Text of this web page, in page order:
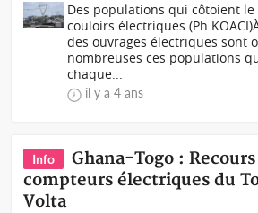
Des populations qui côtoient
couloirs électriques (Ph
des ouvrages électriques sont
nombreuses ces populations
chaque...
il y a 4 ans
Info
Ghana-Togo :
compteurs électriques du
Volta